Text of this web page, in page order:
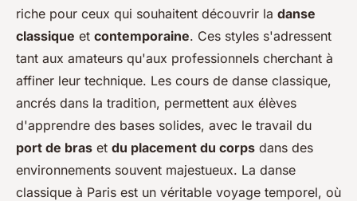
riche pour ceux qui souhaitent découvrir la danse
classique et contemporaine. Ces styles s'adressent
tant aux amateurs qu'aux professionnels cherchant à
affiner leur technique. Les cours de danse classique,
ancrés dans la tradition, permettent aux élèves
d'apprendre des bases solides, avec le travail du
port de bras et du placement du corps dans des
environnements souvent majestueux. La danse
classique à Paris est un véritable voyage temporel, où